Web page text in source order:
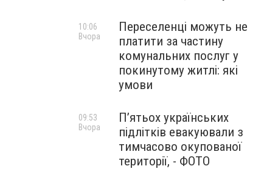
Переселенці можуть не
платити за частину
комунальних послуг у
покинутому житлі: які
умови
10:06
Вчора
П’ятьох українських
підлітків евакуювали з
тимчасово окупованої
території, - ФОТО
09:53
Вчора